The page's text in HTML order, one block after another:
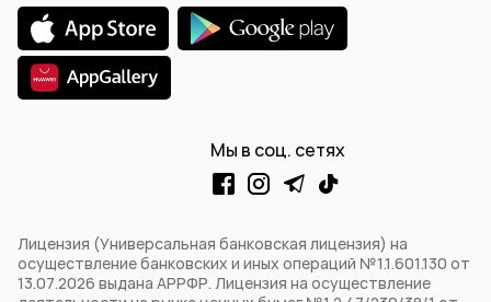
Лицензия (Универсальная банковская лицензия) на
осуществление банковских и иных операций №1.1.601.130 от
13.07.2026 выдана АРРФР. Лицензия на осуществление
Мы в соц. сетях